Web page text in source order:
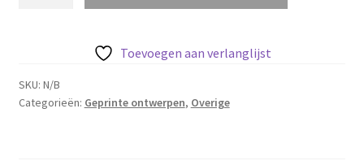
Toevoegen aan verlanglijst
SKU: N/B
Categorieën: Geprinte ontwerpen, Overige